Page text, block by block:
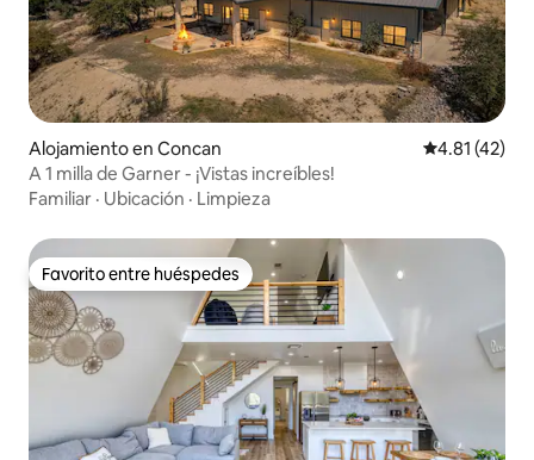
Alojamiento en Concan Calificación
4.81 (42)
A 1 milla de Garner - ¡Vistas increíbles!
Familiar · Ubicación · Limpieza
Favorito entre huéspedes
Favorito entre huéspedes